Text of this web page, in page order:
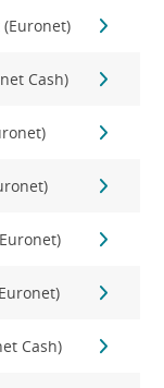
Cash)
Cash)